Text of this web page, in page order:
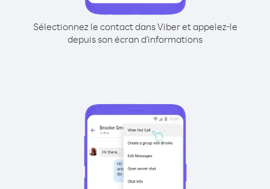
Sélectionnez le contact dans Viber et appelez-le
depuis son écran d'informations